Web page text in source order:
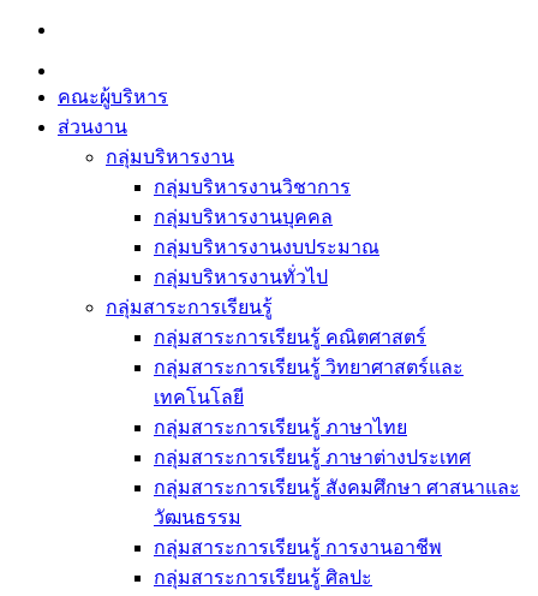
Skip
content
คณะผู้บริหาร
ส่วนงาน
กลุ่มบริหารงาน
กลุ่มบริหารงานวิชาการ
กลุ่มบริหารงานบุคคล
กลุ่มบริหารงานงบประมาณ
กลุ่มบริหารงานทั่วไป
กลุ่มสาระการเรียนรู้
กลุ่มสาระการเรียนรู้ คณิตศาสตร์
กลุ่มสาระการเรียนรู้ วิทยาศาสตร์และ
เทคโนโลยี
กลุ่มสาระการเรียนรู้ ภาษาไทย
กลุ่มสาระการเรียนรู้ ภาษาต่างประเทศ
กลุ่มสาระการเรียนรู้ สังคมศึกษา ศาสนาและ
วัฒนธรรม
กลุ่มสาระการเรียนรู้ การงานอาชีพ
กลุ่มสาระการเรียนรู้ ศิลปะ